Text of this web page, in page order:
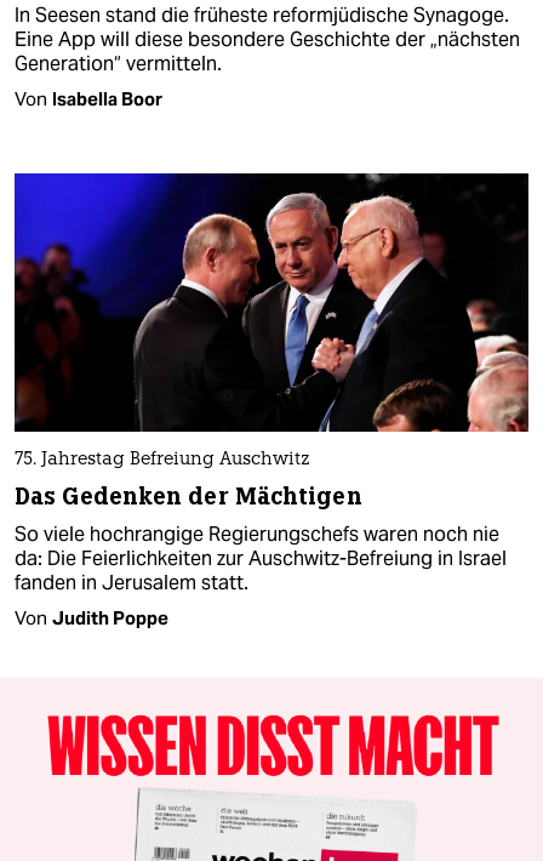
In Seesen stand die früheste reformjüdische Synagoge.
Eine App will diese besondere Geschichte der „nächsten
Generation“ vermitteln.
Von Isabella Boor
75. Jahrestag Befreiung Auschwitz
Das Gedenken der Mächtigen
So viele hochrangige Regierungschefs waren noch nie
da: Die Feierlichkeiten zur Auschwitz-Befreiung in Israel
fanden in Jerusalem statt.
Von Judith Poppe